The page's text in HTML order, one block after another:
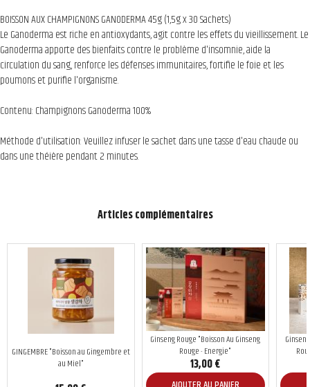
BOISSON AUX CHAMPIGNONS GANODERMA 45g (1,5g x 30 Sachets)
Le Ganoderma est riche en antioxydants, agit contre les effets du vieillissement. Le
Ganoderma apporte des bienfaits contre le problème d'insomnie, aide la
circulation du sang, renforce les défenses immunitaires, fortifie le foie et les
poumons et purifie l'organisme.
Contenu: Champignons Ganoderma 100%
Méthode d'utilisation: Veuillez infuser le sachet dans une tasse d'eau chaude ou
dans une théière pendant 2 minutes.
Articles complémentaires
GINGEMBRE "Boisson au Gingembre et
au Miel"
Ginseng Rouge "Boisson Au Ginseng
Rouge - Energie"
13,00 €